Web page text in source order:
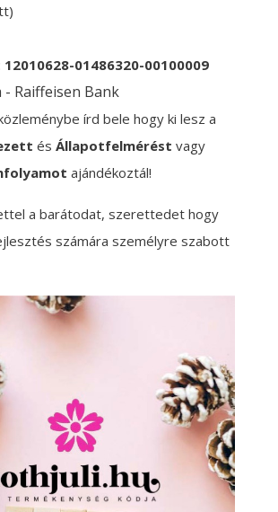
12010628-01486320-00100009
- Raiffeisen Bank
írd bele hogy ki lesz a
és Állapotfelmérést vagy
ajándékoztál!
a barátodat, szerettedet hogy
számára személyre szabott